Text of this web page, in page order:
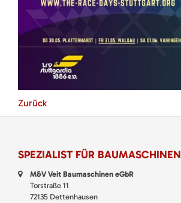
Zurück
SPEZIALIST FÜR BAUMASCHINEN
M&V Veit Baumaschinen eGbR
Torstraße 11
72135 Dettenhausen